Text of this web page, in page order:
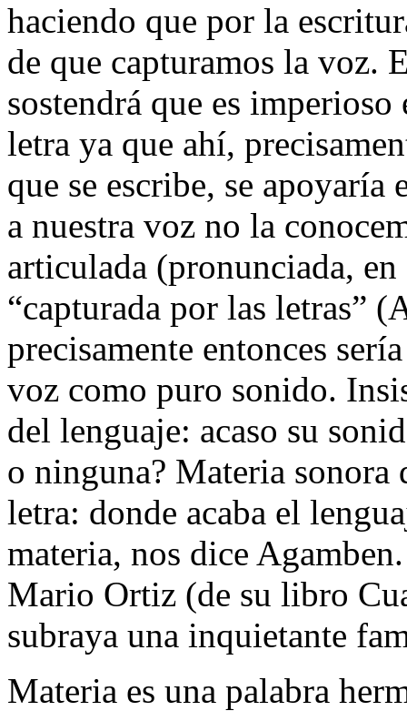
haciendo que por la
de que capturamos la voz.
sostendrá que es
letra ya que ahí,
que se escribe, se apoyaría
a nuestra voz no la
articulada (pronunciada,
“capturada por las letras”
precisamente entonces
voz como puro sonido.
del lenguaje: acaso su
o ninguna? Materia sonora
letra: donde acaba el
materia, nos dice
Mario Ortiz (de su libro
subraya una inquietante
Materia es una palabra